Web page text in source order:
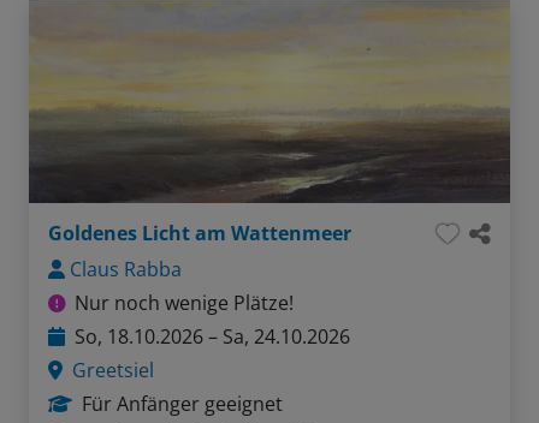
Goldenes Licht am Wattenmeer
Claus Rabba
Nur noch wenige Plätze!
So, 18.10.2026 – Sa, 24.10.2026
Greetsiel
Für Anfänger geeignet